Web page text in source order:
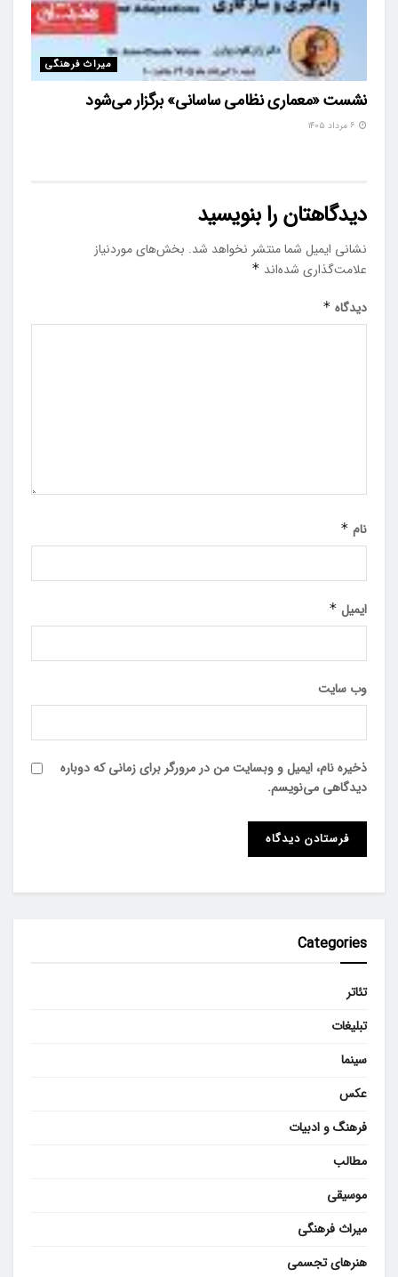
میراث فرهنگی
نشست «معماری نظامی ساسانی» برگزار می‌شود
دیدگاهتان را بنویسید
نشانی ایمیل شما منتشر نخواهد شد. بخش‌های موردنیاز
علامت‌گذاری شده‌اند *
دیدگاه *
نام *
ایمیل *
وب‌ سایت
ذخیره نام، ایمیل و وبسایت من در مرورگر برای زمانی که دوباره
دیدگاهی می‌نویسم.
Categories
تئاتر
تبلیغات
سینما
عکس
فرهنگ و ادبیات
مطالب
موسیقی
میراث فرهنگی
هنرهای تجسمی